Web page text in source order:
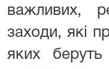
важливих,
заходи, які
яких